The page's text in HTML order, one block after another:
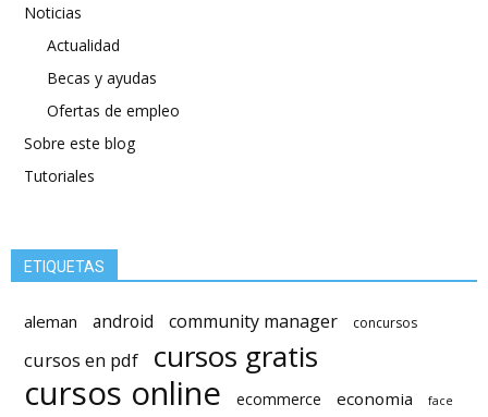
Noticias
Actualidad
Becas y ayudas
Ofertas de empleo
Sobre este blog
Tutoriales
ETIQUETAS
aleman android community manager concursos
cursos en pdf cursos gratis
cursos online ecommerce economia face